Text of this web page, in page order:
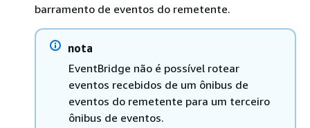
barramento de eventos do remetente.
nota
EventBridge não é possível rotear
eventos recebidos de um ônibus de
eventos do remetente para um terceiro
ônibus de eventos.